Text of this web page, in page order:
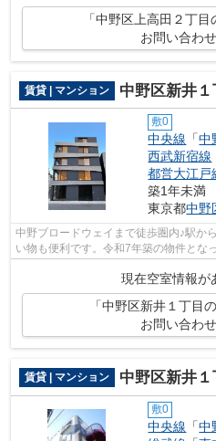
「中野区上高田２丁
お問い合わ
賃貸 | マンション 中野区新井
敷0
中央線 「中
西武新宿線
都営大江戸
築1年未満
東京都中野
中野ブロードウェイまで徒歩圏内♪駅か
い物も便利です。令和7年築の物件とな
現在空室情報が
「中野区新井１丁目
お問い合わ
賃貸 | マンション 中野区新井
敷0
中央線 「中